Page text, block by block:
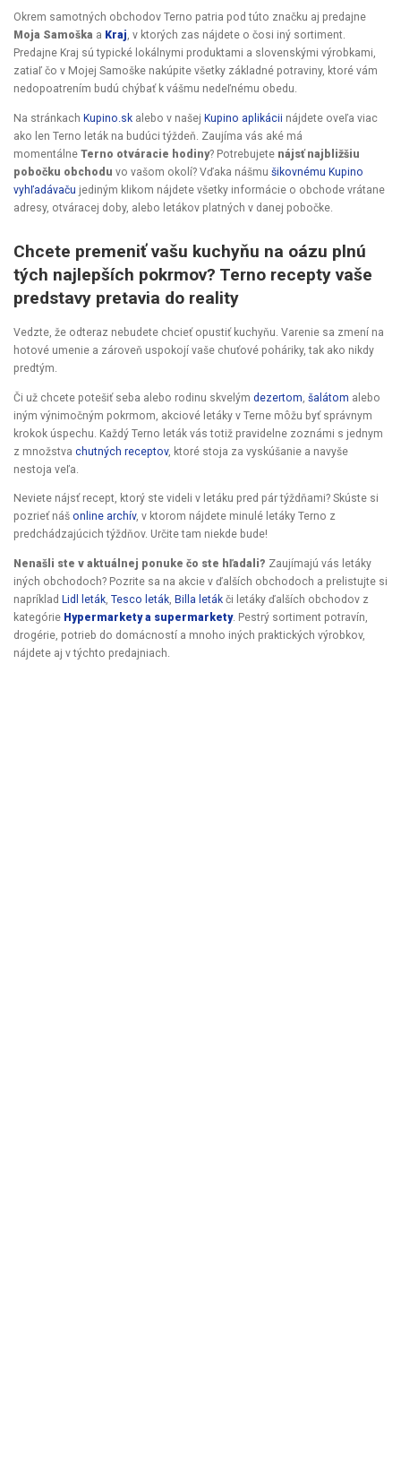
Okrem samotných obchodov Terno patria pod túto značku aj predajne
Moja Samoška a Kraj, v ktorých zas nájdete o čosi iný sortiment.
Predajne Kraj sú typické lokálnymi produktami a slovenskými výrobkami,
zatiaľ čo v Mojej Samoške nakúpite všetky základné potraviny, ktoré vám
nedopoatrením budú chýbať k vášmu nedeľnému obedu.
Na stránkach Kupino.sk alebo v našej Kupino aplikácii nájdete oveľa viac
ako len Terno leták na budúci týždeň. Zaujíma vás aké má
momentálne Terno otváracie hodiny? Potrebujete nájsť najbližšiu
pobočku obchodu vo vašom okolí? Vďaka nášmu šikovnému Kupino
vyhľadávaču jediným klikom nájdete všetky informácie o obchode vrátane
adresy, otváracej doby, alebo letákov platných v danej pobočke.
Chcete premeniť vašu kuchyňu na oázu plnú
tých najlepších pokrmov? Terno recepty vaše
predstavy pretavia do reality
Vedzte, že odteraz nebudete chcieť opustiť kuchyňu. Varenie sa zmení na
hotové umenie a zároveň uspokojí vaše chuťové poháriky, tak ako nikdy
predtým.
Či už chcete potešiť seba alebo rodinu skvelým dezertom šalátom alebo
iným výnimočným pokrmom, akciové letáky v Terne môžu byť správnym
krokok úspechu. Každý Terno leták vás totiž pravidelne zoznámi s jednym
z množstva chutných receptov, ktoré stoja za vyskúšanie a navyše
nestoja veľa.
Neviete nájsť recept, ktorý ste videli v letáku pred pár týždňami? Skúste si
pozrieť náš online archív, v ktorom nájdete minulé letáky Terno z
predchádzajúcich týždňov. Určite tam niekde bude!
Nenašli ste v aktuálnej ponuke čo ste hľadali? Zaujímajú vás letáky
iných obchodoch? Pozrite sa na akcie v ďalších obchodoch a prelistujte si
napríklad Lidl leták, Tesco leták, Billa leták či letáky ďalších obchodov z
kategórie Hypermarkety a supermarkety. Pestrý sortiment potravín,
drogérie, potrieb do domácností a mnoho iných praktických výrobkov,
nájdete aj v týchto predajniach.